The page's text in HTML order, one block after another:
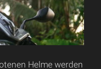
Helme werden